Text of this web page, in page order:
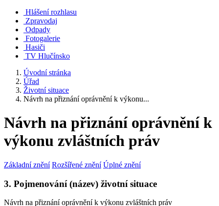
Hlášení rozhlasu
Zpravodaj
Odpady
Fotogalerie
Hasiči
TV Hlučínsko
Úvodní stránka
Úřad
Životní situace
Návrh na přiznání oprávnění k výkonu...
Návrh na přiznání oprávnění k
výkonu zvláštních práv
Základní znění Rozšířené znění Úplné znění
3. Pojmenování (název) životní situace
Návrh na přiznání oprávnění k výkonu zvláštních práv